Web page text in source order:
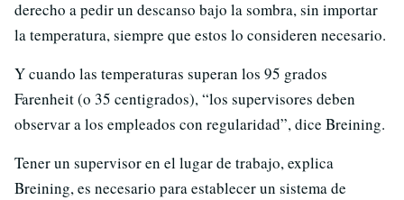
derecho a pedir un descanso bajo la sombra, sin importar
la temperatura, siempre que estos lo consideren necesario.
Y cuando las temperaturas superan los 95 grados
Farenheit (o 35 centigrados), “los supervisores deben
observar a los empleados con regularidad”, dice Breining.
Tener un supervisor en el lugar de trabajo, explica
Breining, es necesario para establecer un sistema de